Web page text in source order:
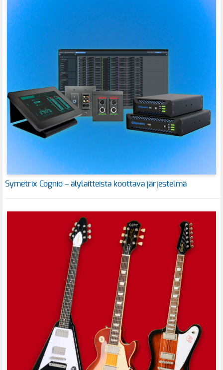
Symetrix Cognio – älylaitteista koottava järjestelmä